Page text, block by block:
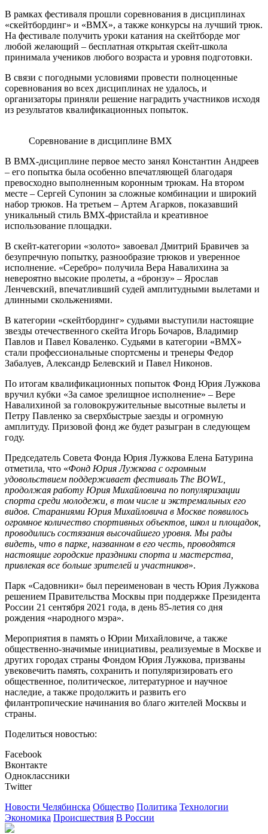
В рамках фестиваля прошли соревнования в дисциплинах
«скейтбординг» и «BMX», а также конкурсы на лучший трюк.
На фестивале получить уроки катания на скейтборде мог
любой желающий – бесплатная открытая скейт-школа
принимала учеников любого возраста и уровня подготовки.
В связи с погодными условиями провести полноценные
соревнования во всех дисциплинах не удалось, и
организаторы приняли решение наградить участников исходя
из результатов квалификационных попыток.
Соревнование в дисциплине BMX
В BMX-дисциплине первое место занял Константин Андреев
– его попытка была особенно впечатляющей благодаря
превосходно выполненным коронным трюкам. На втором
месте – Сергей Супонин за сложные комбинации и широкий
набор трюков. На третьем – Артем Агарков, показавший
уникальный стиль BMX-фристайла и креативное
использование площадки.
В скейт-категории «золото» завоевал Дмитрий Бравичев за
безупречную попытку, разнообразие трюков и уверенное
исполнение. «Серебро» получила Вера Навалихина за
невероятно высокие пролеты, а «бронзу» – Ярослав
Ленчевский, впечатливший судей амплитудными вылетами и
длинными скольжениями.
В категории «скейтбординг» судьями выступили настоящие
звезды отечественного скейта Игорь Бочаров, Владимир
Павлов и Павел Коваленко. Судьями в категории «BMX»
стали профессиональные спортсмены и тренеры Федор
Забалуев, Александр Белевский и Павел Никонов.
По итогам квалификационных попыток Фонд Юрия Лужкова
вручил кубки «За самое зрелищное исполнение» – Вере
Навалихиной за головокружительные высотные вылеты и
Петру Павленко за сверхбыстрые заезды и огромную
амплитуду. Призовой фонд же будет разыгран в следующем
году.
Председатель Совета Фонда Юрия Лужкова Елена Батурина
отметила, что «Фонд Юрия Лужкова с огромным
удовольствием поддерживает фестиваль The BOWL,
продолжая работу Юрия Михайловича по популяризации
спорта среди молодежи, в том числе и экстремальных его
видов. Стараниями Юрия Михайловича в Москве появилось
огромное количество спортивных объектов, школ и площадок,
проводились состязания высочайшего уровня. Мы рады
видеть, что в парке, названном в его честь, проводятся
настоящие городские праздники спорта и мастерства,
привлекая все больше зрителей и участников».
Парк «Садовники» был переименован в честь Юрия Лужкова
решением Правительства Москвы при поддержке Президента
России 21 сентября 2021 года, в день 85-летия со дня
рождения «народного мэра».
Мероприятия в память о Юрии Михайловиче, а также
общественно-значимые инициативы, реализуемые в Москве и
других городах страны Фондом Юрия Лужкова, призваны
увековечить память, сохранить и популяризировать его
общественное, политическое, литературное и научное
наследие, а также продолжить и развить его
филантропические начинания во благо жителей Москвы и
страны.­­
Поделиться новостью:
Facebook
Вконтакте
Одноклассники
Twitter
Новости Челябинска Общество Политика Технологии
Экономика Происшествия В России